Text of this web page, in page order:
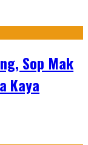
Sop Mak
Kaya